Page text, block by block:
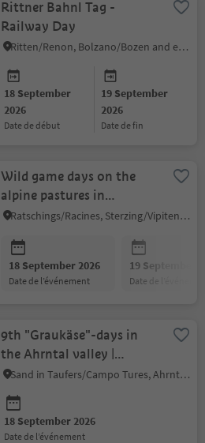
Rittner Bahnl Tag -
Railway Day
Ritten/Renon, Bolzano/Bozen and environs
18 September
2026
date de début
19 September
2026
date de fin
Wild game days on the
alpine pastures in
Ratschings
Ratschings/Racines, Sterzing/Vipiteno and environs
18 September 2026
date de l’événement
19 September
date de
9th "Graukäse"-days in
the Ahrntal valley |
Guided visit of the
Moarhof
Sand in Taufers/Campo Tures, Ahrntal/Valle Aurina
18 September 2026
date de l’événement